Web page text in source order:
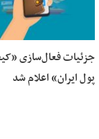
جزئیات فعال‌سازی
پول ایران» اعلام شد